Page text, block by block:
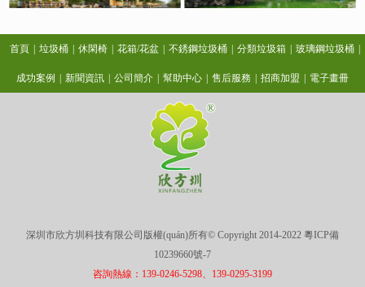
首頁 垃圾桶 休閑椅 花箱/花盆 不銹鋼垃圾桶 分類垃圾箱 玻璃鋼垃圾桶
成功案例 新聞資訊 公司簡介 幫助中心 售后服務 招商加盟 電子畫冊
深圳市欣方圳科技有限公司版權(quán)所有© Copyright 2014-2022 粵ICP備
10239660號-7
咨詢熱線：139-0246-5298、139-0295-3199